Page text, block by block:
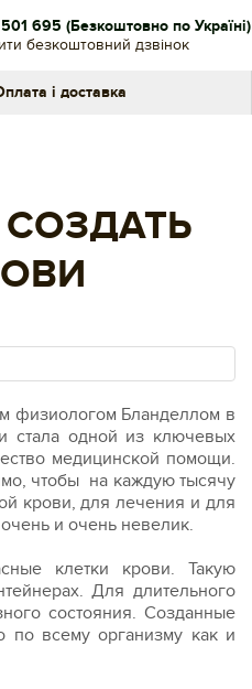
695 (Безкоштовно по Україні)
безкоштовний дзвінок
і доставка
физиологом Бланделлом в
стала одной из ключевых
медицинской помощи.
чтобы на каждую тысячу
крови, для лечения и для
и очень невелик.
клетки крови. Такую
Для длительного
состояния. Созданные
по всему организму как и